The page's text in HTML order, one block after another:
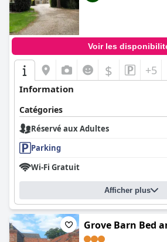
Voir les
$ +5
Information
Catégories
Réservé aux Adultes
Parking
Wi-Fi Gratuit
Afficher plus
Grove Barn Bed